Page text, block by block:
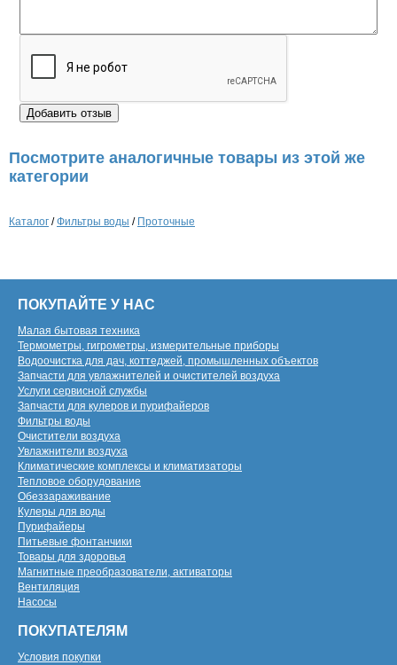
Посмотрите аналогичные товары из этой же
категории
Каталог /Фильтры воды / Проточные
ПОКУПАЙТЕ У НАС
Малая бытовая техника
Термометры, гигрометры, измерительные приборы
Водоочистка для дач, коттеджей, промышленных объектов
Запчасти для увлажнителей и очистителей воздуха
Услуги сервисной службы
Запчасти для кулеров и пурифайеров
Фильтры воды
Очистители воздуха
Увлажнители воздуха
Климатические комплексы и климатизаторы
Тепловое оборудование
Обеззараживание
Кулеры для воды
Пурифайеры
Питьевые фонтанчики
Товары для здоровья
Магнитные преобразователи, активаторы
Вентиляция
Насосы
ПОКУПАТЕЛЯМ
Условия покупки